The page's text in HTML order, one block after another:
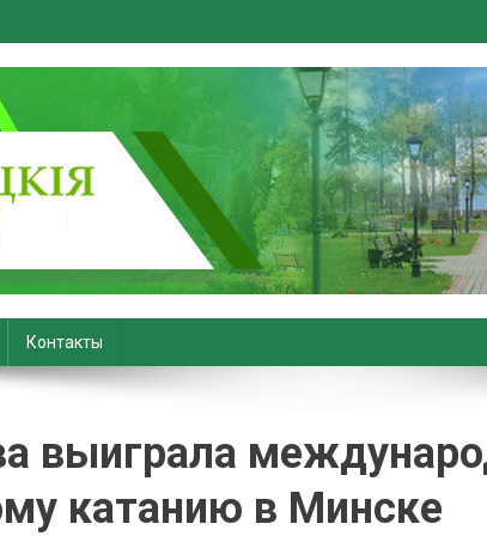
Новости Хойник.
Контакты
выиграла
катанию в Минске